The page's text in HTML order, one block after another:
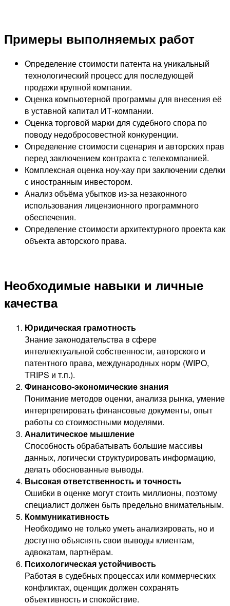
Примеры выполняемых работ
Определение стоимости патента на уникальный
технологический процесс для последующей
продажи крупной компании.
Оценка компьютерной программы для внесения её
в уставной капитал ИТ-компании.
Оценка торговой марки для судебного спора по
поводу недобросовестной конкуренции.
Определение стоимости сценария и авторских прав
перед заключением контракта с телекомпанией.
Комплексная оценка ноу-хау при заключении сделки
с иностранным инвестором.
Анализ объёма убытков из-за незаконного
использования лицензионного программного
обеспечения.
Определение стоимости архитектурного проекта как
объекта авторского права.
Необходимые навыки и личные
качества
Юридическая грамотность
Знание законодательства в сфере
интеллектуальной собственности, авторского и
патентного права, международных норм (WIPO,
TRIPS и т.п.).
Финансово-экономические знания
Понимание методов оценки, анализа рынка, умение
интерпретировать финансовые документы, опыт
работы со стоимостными моделями.
Аналитическое мышление
Способность обрабатывать большие массивы
данных, логически структурировать информацию,
делать обоснованные выводы.
Высокая ответственность и точность
Ошибки в оценке могут стоить миллионы, поэтому
специалист должен быть предельно внимательным.
Коммуникативность
Необходимо не только уметь анализировать, но и
доступно объяснять свои выводы клиентам,
адвокатам, партнёрам.
Психологическая устойчивость
Работая в судебных процессах или коммерческих
конфликтах, оценщик должен сохранять
объективность и спокойствие.